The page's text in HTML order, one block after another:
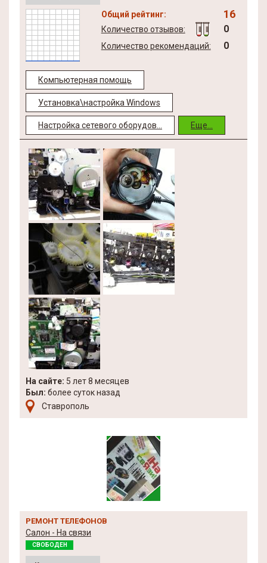
Общий рейтинг: 16
Количество отзывов: 0
Количество рекомендаций: 0
Компьютерная помощь
Установка\настройка Windows
Настройка сетевого оборудов... Еще...
На сайте: 5 лет 8 месяцев
Был: более суток назад
Ставрополь
РЕМОНТ ТЕЛЕФОНОВ
Салон - На связи
СВОБОДЕН